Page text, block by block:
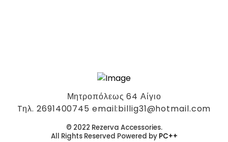
Μητροπόλεως 64 Αίγιο
Tηλ. 2691400745 email:billig31@hotmail.com
© 2022 Rezerva Accessories.
All Rights Reserved Powered by PC++